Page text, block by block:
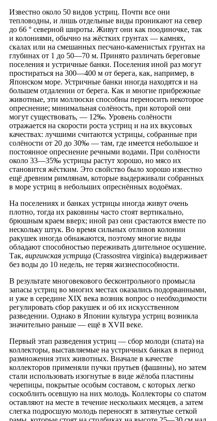
Известно около 50 видов устриц. Почти все они
тепловодны, и лишь отдельные виды проникают на север
до 66 ° северной широты. Живут они как поодиночке, так
и колониями, обычно на жёстких грунтах — камнях,
скалах или на смешанных песчано-каменистых грунтах на
глубинах от 1 до 50—70 м. Принято различать береговые
поселения и устричные банки. Поселения иной раз могут
простираться на 300—400 м от берега, как, например, в
Японском море. Устричные банки иногда находятся и на
большем отдалении от берега. Как и многие прибрежные
животные, эти моллюски способны переносить некоторое
опреснение; минимальная солёность, при которой они
могут существовать, — 12‰. Уровень солёности
отражается на скорости роста устриц и на их вкусовых
качествах: лучшими считаются устрицы, собранные при
солёности от 20 до 30‰ — там, где имеется небольшое и
постоянное опреснение речными водами. При солёности
около 33—35‰ устрицы растут хорошо, но мясо их
становится жёстким. Это свойство было хорошо известно
ещё древним римлянам, которые выдерживали собранных
в море устриц в небольших опреснённых водоёмах.
На поселениях и банках устрицы иногда живут очень
плотно, тогда их раковины часто стоят вертикально,
брюшным краем вверх; иной раз они срастаются вместе по
нескольку штук. Во время сильных отливов колонии
ракушек иногда обнажаются, поэтому многие виды
обладают способностью переживать длительное осушение.
Так, виргинская устрица (Crassostrea virginica) выдерживает
без воды до 10 недель, не теряя жизнеспособности.
В результате многовекового бесконтрольного промысла
запасы устриц во многих местах оказались подорванными,
и уже в середине XIX века возник вопрос о необходимости
регулировать сбор ракушек и об их искусственном
разведении. Однако в Японии культура устриц возникла
значительно раньше — ещё в XVII веке.
Первый этап разведения устриц — сбор молоди (спата) на
коллекторы, выставляемые на устричных банках в период
размножения этих животных. Вначале в качестве
коллекторов применяли пучки прутьев (фашины), но затем
стали использовать изогнутые в виде жёлоба пластины
черепицы, покрытые особым составом, с которых легко
соскоблить осевшую на них молодь. Коллекторы со спатом
оставляют на месте в течение нескольких месяцев, а затем
слегка подросшую молодь переносят в затянутые сеткой